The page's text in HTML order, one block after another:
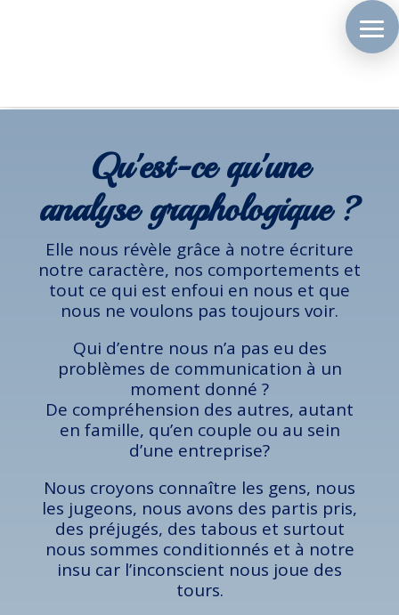
Qu'est-ce qu'une
analyse graphologique ?
Elle nous révèle grâce à notre écriture
notre caractère, nos comportements et
tout ce qui est enfoui en nous et que
nous ne voulons pas toujours voir.
Qui d’entre nous n’a pas eu des
problèmes de communication à un
moment donné ?
De compréhension des autres, autant
en famille, qu’en couple ou au sein
d’une entreprise?
Nous croyons connaître les gens, nous
les jugeons, nous avons des partis pris,
des préjugés, des tabous et surtout
nous sommes conditionnés et à notre
insu car l’inconscient nous joue des
tours.